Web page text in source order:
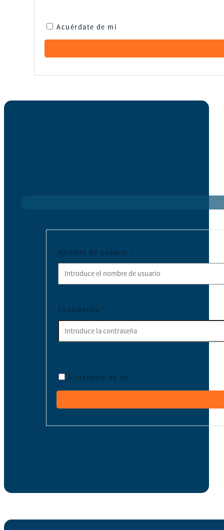
Acuérdate de mí
Nombre de usuario *
Contraseña *
Acuérdate de mí